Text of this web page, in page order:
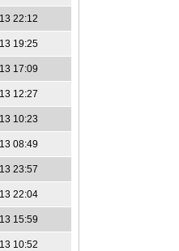
22:12
19:25
17:09
12:27
10:23
08:49
23:57
22:04
15:59
10:52